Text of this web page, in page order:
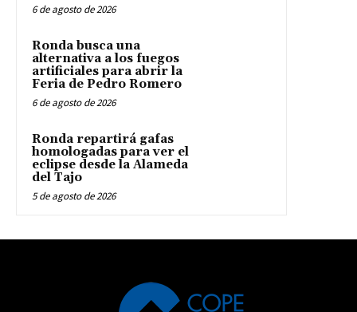
6 de agosto de 2026
Ronda busca una
alternativa a los fuegos
artificiales para abrir la
Feria de Pedro Romero
6 de agosto de 2026
Ronda repartirá gafas
homologadas para ver el
eclipse desde la Alameda
del Tajo
5 de agosto de 2026